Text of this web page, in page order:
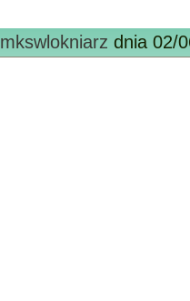
mkswlokniarz dnia 02/